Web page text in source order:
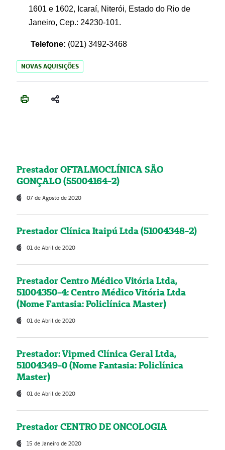
1601 e 1602, Icaraí, Niterói, Estado do Rio de
Janeiro, Cep.: 24230-101.
Telefone: (021) 3492-3468
NOVAS AQUISIÇÕES
Prestador OFTALMOCLÍNICA SÃO
GONÇALO (55004164-2)
07 de Agosto de 2020
Prestador Clínica Itaipú Ltda (51004348-2)
01 de Abril de 2020
Prestador Centro Médico Vitória Ltda,
51004350-4: Centro Médico Vitória Ltda
(Nome Fantasia: Policlínica Master)
01 de Abril de 2020
Prestador: Vipmed Clínica Geral Ltda,
51004349-0 (Nome Fantasia: Policlínica
Master)
01 de Abril de 2020
Prestador CENTRO DE ONCOLOGIA
15 de Janeiro de 2020